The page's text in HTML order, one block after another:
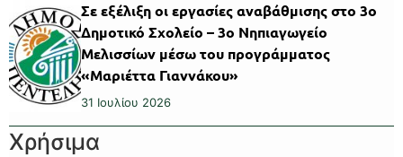
Σε εξέλιξη οι εργασίες αναβάθμισης στο 3ο
Δημοτικό Σχολείο – 3ο Νηπιαγωγείο
Μελισσίων μέσω του προγράμματος
«Μαριέττα Γιαννάκου»
31 Ιουλίου 2026
Χρήσιμα